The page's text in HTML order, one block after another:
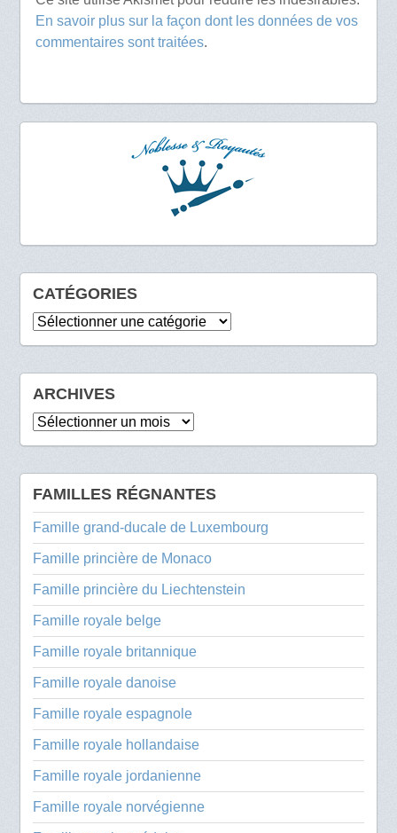
En savoir plus sur la façon dont les données de vos
commentaires sont traitées.
CATÉGORIES
Catégories
ARCHIVES
Archives
FAMILLES RÉGNANTES
Famille grand-ducale de Luxembourg
Famille princière de Monaco
Famille princière du Liechtenstein
Famille royale belge
Famille royale britannique
Famille royale danoise
Famille royale espagnole
Famille royale hollandaise
Famille royale jordanienne
Famille royale norvégienne